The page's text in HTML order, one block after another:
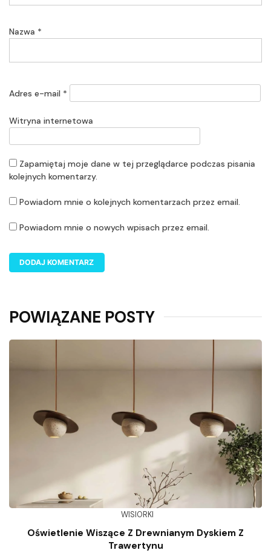
Nazwa *
Adres e-mail *
Witryna internetowa
Zapamiętaj moje dane w tej przeglądarce podczas pisania
kolejnych komentarzy.
Powiadom mnie o kolejnych komentarzach przez email.
Powiadom mnie o nowych wpisach przez email.
POWIĄZANE POSTY
WISIORKI
Oświetlenie Wiszące Z Drewnianym Dyskiem Z
Trawertynu